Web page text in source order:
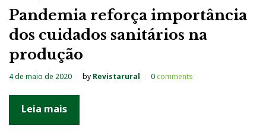
Pandemia reforça importância
dos cuidados sanitários na
produção
4 de maio de 2020 by Revistarural 0comments
Leia mais